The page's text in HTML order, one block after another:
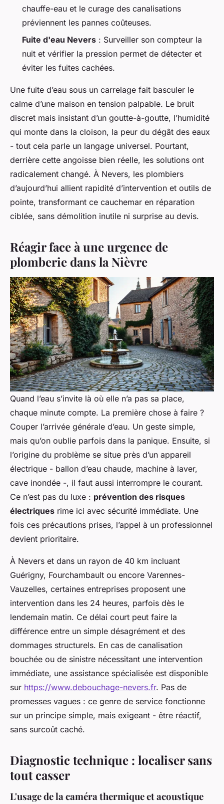
chauffe-eau et le curage des canalisations
préviennent les pannes coûteuses.
Fuite d'eau Nevers : Surveiller son compteur la
nuit et vérifier la pression permet de détecter et
éviter les fuites cachées.
Une fuite d’eau sous un carrelage fait basculer le
calme d’une maison en tension palpable. Le bruit
discret mais insistant d’un goutte-à-goutte, l’humidité
qui monte dans la cloison, la peur du dégât des eaux
- tout cela parle un langage universel. Pourtant,
derrière cette angoisse bien réelle, les solutions ont
radicalement changé. À Nevers, les plombiers
d’aujourd’hui allient rapidité d’intervention et outils de
pointe, transformant ce cauchemar en réparation
ciblée, sans démolition inutile ni surprise au devis.
Réagir face à une urgence de
plomberie dans la Nièvre
Quand l’eau s’invite là où elle n’a pas sa place,
chaque minute compte. La première chose à faire ?
Couper l’arrivée générale d’eau. Un geste simple,
mais qu’on oublie parfois dans la panique. Ensuite, si
l’origine du problème se situe près d’un appareil
électrique - ballon d’eau chaude, machine à laver,
cave inondée -, il faut aussi interrompre le courant.
Ce n’est pas du luxe : prévention des risques
électriques rime ici avec sécurité immédiate. Une
fois ces précautions prises, l’appel à un professionnel
devient prioritaire.
À Nevers et dans un rayon de 40 km incluant
Guérigny, Fourchambault ou encore Varennes-
Vauzelles, certaines entreprises proposent une
intervention dans les 24 heures, parfois dès le
lendemain matin. Ce délai court peut faire la
différence entre un simple désagrément et des
dommages structurels. En cas de canalisation
bouchée ou de sinistre nécessitant une intervention
immédiate, une assistance spécialisée est disponible
sur https://www.debouchage-nevers.fr. Pas de
promesses vagues : ce genre de service fonctionne
sur un principe simple, mais exigeant - être réactif,
sans surcoût caché.
Diagnostic technique : localiser sans
tout casser
L'usage de la caméra thermique et acoustique